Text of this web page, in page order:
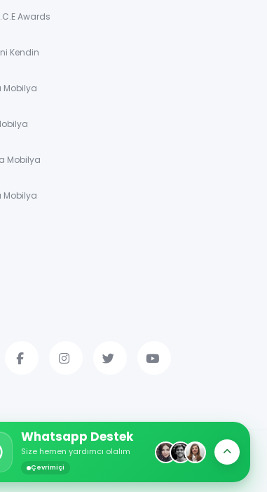
Whatsapp Destek
Size hemen yardımcı olalım
Çevrimiçi
Awards
Kendin
Mobilya
Mobilya
Mobilya